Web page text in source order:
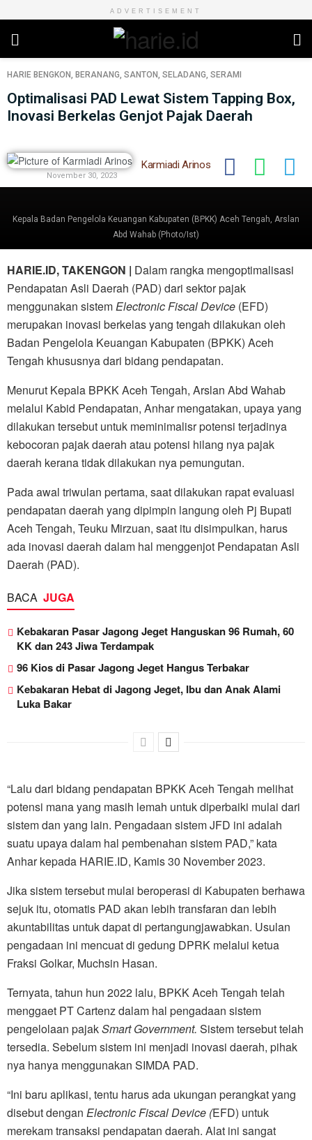
ADVERTISEMENT
HARIE BENGKON, BERANANG, SANTON, SELADANG, SERAMI
Optimalisasi PAD Lewat Sistem Tapping Box,
Inovasi Berkelas Genjot Pajak Daerah
Karmiadi Arinos
November 30, 2023
Kepala Badan Pengelola Keuangan Kabupaten (BPKK) Aceh Tengah, Arslan
Abd Wahab (Photo/Ist)
HARIE.ID, TAKENGON | Dalam rangka mengoptimalisasi
Pendapatan Asli Daerah (PAD) dari sektor pajak
menggunakan sistemElectronic Fiscal Device (EFD)
merupakan inovasi berkelas yang tengah dilakukan oleh
Badan Pengelola Keuangan Kabupaten (BPKK) Aceh
Tengah khususnya dari bidang pendapatan.
Menurut Kepala BPKK Aceh Tengah, Arslan Abd Wahab
melalui Kabid Pendapatan, Anhar mengatakan, upaya yang
dilakukan tersebut untuk meminimalisr potensi terjadinya
kebocoran pajak daerah atau potensi hilang nya pajak
daerah kerana tidak dilakukan nya pemungutan.
Pada awal triwulan pertama, saat dilakukan rapat evaluasi
pendapatan daerah yang dipimpin langung oleh Pj Bupati
Aceh Tengah, Teuku Mirzuan, saat itu disimpulkan, harus
ada inovasi daerah dalam hal menggenjot Pendapatan Asli
Daerah (PAD).
BACA JUGA
Kebakaran Pasar Jagong Jeget Hanguskan 96 Rumah, 60
KK dan 243 Jiwa Terdampak
96 Kios di Pasar Jagong Jeget Hangus Terbakar
Kebakaran Hebat di Jagong Jeget, Ibu dan Anak Alami
Luka Bakar
“Lalu dari bidang pendapatan BPKK Aceh Tengah melihat
potensi mana yang masih lemah untuk diperbaiki mulai dari
sistem dan yang lain. Pengadaan sistem JFD ini adalah
suatu upaya dalam hal pembenahan sistem PAD,” kata
Anhar kepada HARIE.ID, Kamis 30 November 2023.
Jika sistem tersebut mulai beroperasi di Kabupaten berhawa
sejuk itu, otomatis PAD akan lebih transfaran dan lebih
akuntabilitas untuk dapat di pertangungjawabkan. Usulan
pengadaan ini mencuat di gedung DPRK melalui ketua
Fraksi Golkar, Muchsin Hasan.
Ternyata, tahun hun 2022 lalu, BPKK Aceh Tengah telah
menggaet PT Cartenz dalam hal pengadaan sistem
pengelolaan pajakSmart Government. Sistem tersebut telah
tersedia. Sebelum sistem ini menjadi inovasi daerah, pihak
nya hanya menggunakan SIMDA PAD.
“Ini baru aplikasi, tentu harus ada ukungan perangkat yang
disebut dengan Electronic Fiscal Device (EFD) untuk
merekam transaksi pendapatan daerah. Alat ini sangat